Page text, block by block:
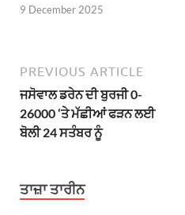
9 December 2025
PREVIOUS ARTICLE
ਜਸੋਵਾਲ ਡਰੇਨ ਦੀ ਬੁਰਜੀ 0-
26000 ‘ਤੇ ਮੱਛੀਆਂ ਫੜਨ ਲਈ
ਬੋਲੀ 24 ਸਤੰਬਰ ਨੂੰ
ਤਾਜ਼ਾ ਤਾਰੀਨ